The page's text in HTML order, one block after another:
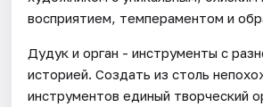
восприятием, темпераментом и
Дудук и орган - инструменты с
историей. Создать из столь
инструментов единый творческий